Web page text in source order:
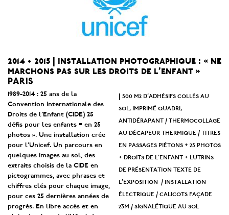
2014 • 2015 | installation photographique : « ne
marchons pas sur les droits de l’enfant »
PARIS
1989-2014 : 25 ans de la
Convention Internationale des
Droits de l’Enfant (CIDE) 25
défis pour les enfants = en 25
photos ». Une installation crée
pour l’Unicef. Un parcours en
quelques images au sol, des
extraits choisis de la CIDE en
pictogrammes, avec phrases et
chiffres clés pour chaque image,
pour ces 25 dernières années de
progrès. En libre accès et en
|500 m2 d’adhésifs collés au
sol, imprimé quadri,
antidérapant / thermocollage
au décapeur thermique / titres
en passages piétons + 25 photos
+ droits de l’enfant + lutrins
de présentation texte de
l’exposition / installation
électrique / calicots façade
23m / signalétique au sol